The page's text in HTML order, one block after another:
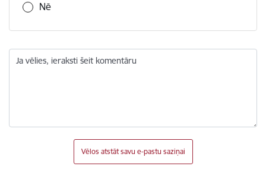
Nē
Ja vēlies, ieraksti šeit komentāru
Vēlos atstāt savu e-pastu saziņai